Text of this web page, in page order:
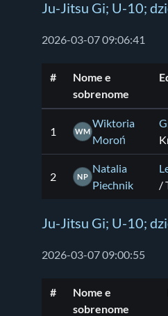
Ju-Jitsu Gi; U-10;
2026-03-07 09:06:41
#
Nome e
sobrenome
1 WM
Wiktoria
Moroń
2 NP
Natalia
Piechnik
/
Ju-Jitsu Gi; U-10;
2026-03-07 09:00:55
#
Nome e
sobrenome